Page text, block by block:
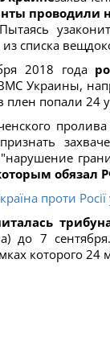
проводили
списка
2018 года
Украины,
плен попали 24
признать
обязал
проти
до 7
которого 24